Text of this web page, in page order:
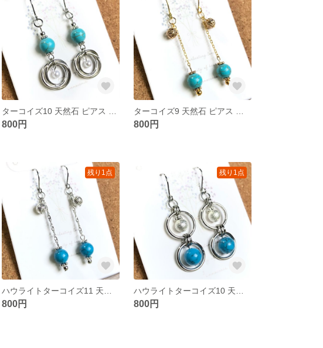
800円 800円
残り1点
800円
残り1点
800円